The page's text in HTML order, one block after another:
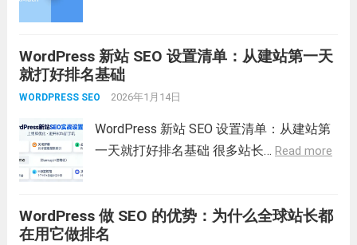
WordPress 新站 SEO 设置清单：从建站第一天
就打好排名基础
WORDPRESS SEO 2026年1月14日
WordPress 新站 SEO 设置清单：从建站第
一天就打好排名基础 很多站长… Read more
WordPress 做 SEO 的优势：为什么全球站长都
在用它做排名